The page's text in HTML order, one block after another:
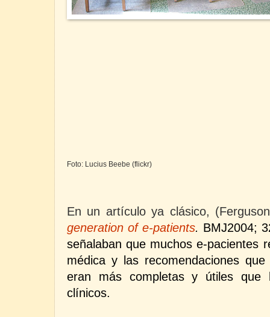
Foto: Lucius Beebe (flickr)
En un artículo ya clásico,
generation of e-patients. BMJ2004;
señalaban que muchos e-pacientes
médica y las recomendaciones
eran más completas y útiles
clínicos.